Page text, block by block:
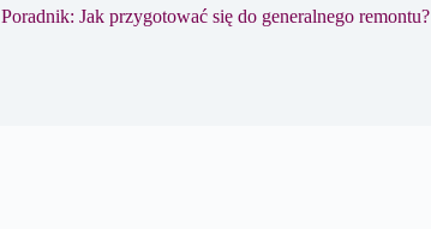
Poradnik: Jak przygotować się do generalnego remontu?